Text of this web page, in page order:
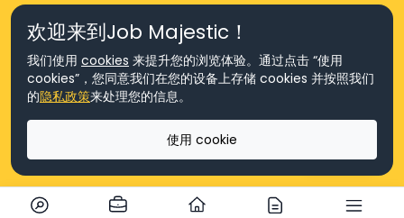
© Copyright 2026 Agensi Pekerjaan JEV Management Sdn. Bhd.,
registered in Malaysia (Company No: 201701016948 (1231113-U), EA
(Company No: 201701037852 (1252023-X))
版权所有
欢迎来到Job Majestic！
我们使用 cookies 来提升您的浏览体验。通过点击 “使用
cookies”，您同意我们在您的设备上存储 cookies 并按照我们
的隐私政策来处理您的信息。
使用 cookie